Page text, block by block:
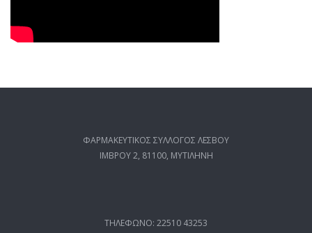
ΦΑΡΜΑΚΕΥΤΙΚΟΣ ΣΥΛΛΟΓΟΣ ΛΕΣΒΟΥ
ΙΜΒΡΟΥ 2, 81100, ΜΥΤΙΛΗΝΗ
ΤΗΛΕΦΩΝΟ: 22510 43253